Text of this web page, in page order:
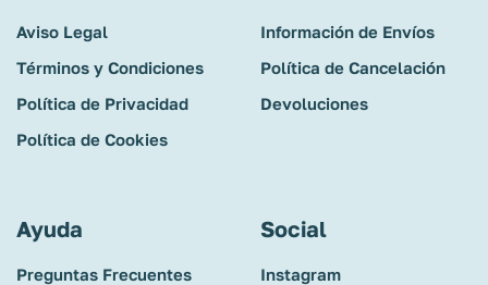
Aviso Legal
Términos y Condiciones
Política de Privacidad
Política de Cookies
Información de Envíos
Política de Cancelación
Devoluciones
Ayuda
Preguntas Frecuentes
Social
Instagram